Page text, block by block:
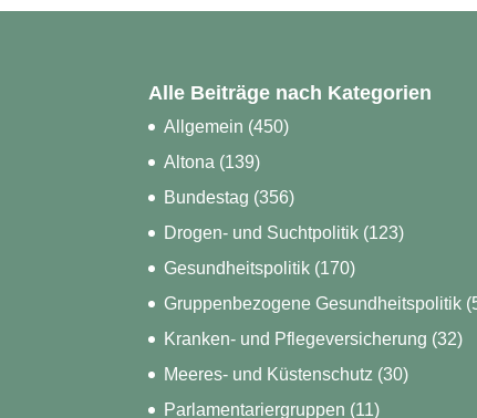
Alle Beiträge nach Kategorien
Allgemein (450)
Altona (139)
Bundestag (356)
Drogen- und Suchtpolitik (123)
Gesundheitspolitik (170)
Gruppenbezogene Gesundheitspolitik
Kranken- und Pflegeversicherung (32)
Meeres- und Küstenschutz (30)
Parlamentariergruppen (11)